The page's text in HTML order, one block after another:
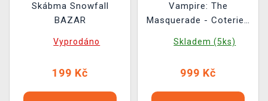
Skábma Snowfall
BAZAR
Vyprodáno
199 Kč
Vampire: The
Masquerade - Coteries
of New York
Skladem (5ks)
999 Kč